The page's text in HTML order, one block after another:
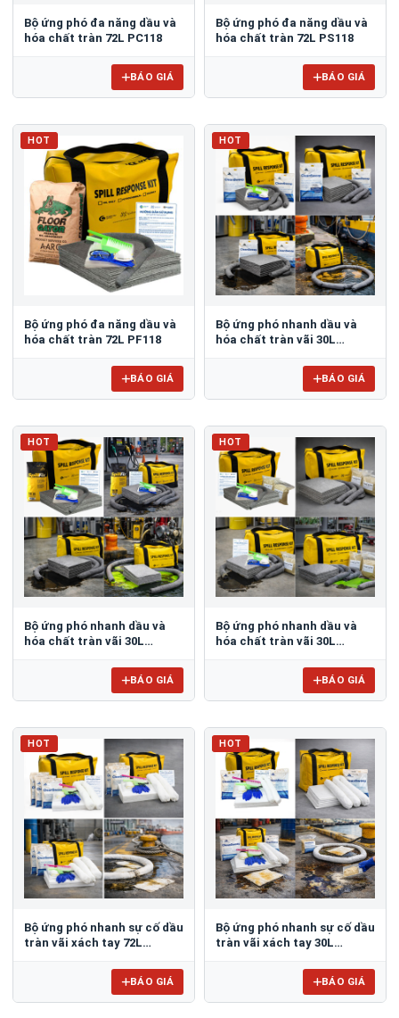
Bộ ứng phó đa năng dầu và
hóa chất tràn 72L PC118
BÁO GIÁ
Bộ ứng phó đa năng dầu và
hóa chất tràn 72L PS118
BÁO GIÁ
HOT
Bộ ứng phó đa năng dầu và
hóa chất tràn 72L PF118
BÁO GIÁ
HOT
Bộ ứng phó nhanh dầu và
hóa chất tràn vãi 30L
BÁO GIÁ
HOT
Bộ ứng phó nhanh dầu và
hóa chất tràn vãi 30L
BÁO GIÁ
HOT
Bộ ứng phó nhanh dầu và
hóa chất tràn vãi 30L
BÁO GIÁ
HOT
Bộ ứng phó nhanh sự cố dầu
tràn vãi xách tay 72L
BÁO GIÁ
HOT
Bộ ứng phó nhanh sự cố dầu
tràn vãi xách tay 30L
BÁO GIÁ